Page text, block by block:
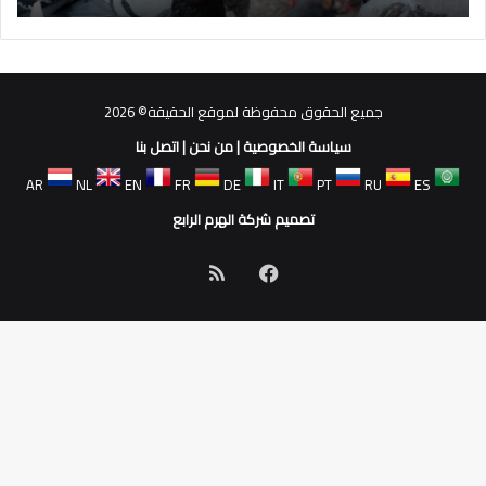
جميع الحقوق محفوظة لموقع الحقيقة© 2026
سياسة الخصوصية|من نحن|اتصل بنا
AR
NL EN FR DE IT PT RU
ES
تصميم شركة الهرم الرابع
فيسبوك
الموقع